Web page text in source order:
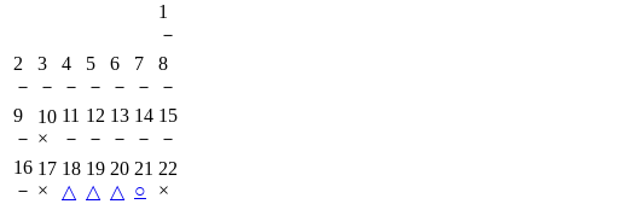
1
－
2
－
3
－
4
－
5
－
6
－
7
－
8
－
9
－
10
×
11
－
12
－
13
－
14
－
15
－
16
－
17
×
18
△
19
△
20
△
21
○
22
×